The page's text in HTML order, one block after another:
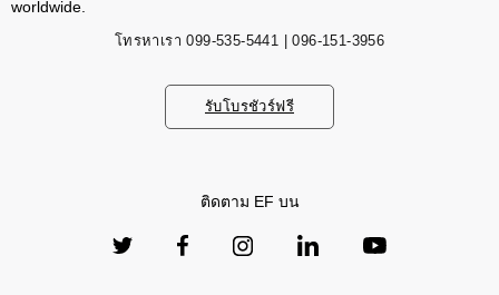
worldwide.
โทรหาเรา 099-535-5441 | 096-151-3956
รับโบรชัวร์ฟรี
ติดตาม EF บน